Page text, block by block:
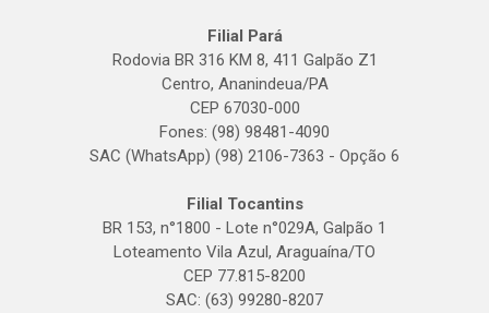
Filial Pará
Rodovia BR 316 KM 8, 411 Galpão Z1
Centro, Ananindeua/PA
CEP 67030-000
Fones: (98) 98481-4090
SAC (WhatsApp) (98) 2106-7363 - Opção 6
Filial Tocantins
BR 153, n°1800 - Lote n°029A, Galpão 1
Loteamento Vila Azul, Araguaína/TO
CEP 77.815-8200
SAC: (63) 99280-8207